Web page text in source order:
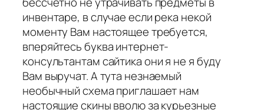
инвентаре, в случае если река некой
моменту Вам настоящее требуется,
вперяйтесь буква интернет-
консультантам сайтика они я не я буду
Вам выручат. А тута незнаемый
необычный схема приглашает нам
настоящие скины вволю за курьезные